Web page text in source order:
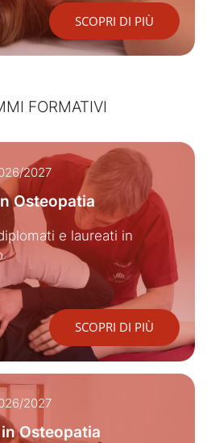
SCOPRI DI PIÙ
FORMATIVI
2027
Osteopatia
e laureati in
SCOPRI DI PIÙ
2027
Osteopatia